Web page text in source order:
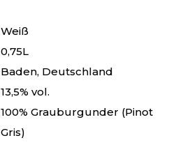
Weiß
0,75L
Baden, Deutschland
13,5% vol.
100% Grauburgunder (Pinot
Gris)